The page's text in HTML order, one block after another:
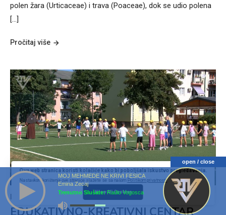
polen žara (Urticaceae) i trava (Poaceae), dok se udio polena
[…]
Pročitaj više
INFO
EDUKATIVNO-KREATIVNI CENTAR
Ova web stranica koristi kolačiće kako bi poboljšala iskustvo pregledavanja.
Nastavkom korištenja ove stranice slažete se sa našom Politikom privatnosti.
Allow All Cookies
open / close
MOJ MEHMEDE NE KRIVI FESICA
Emina Zecaj
Trenutno Slušate:Radio Vogosca